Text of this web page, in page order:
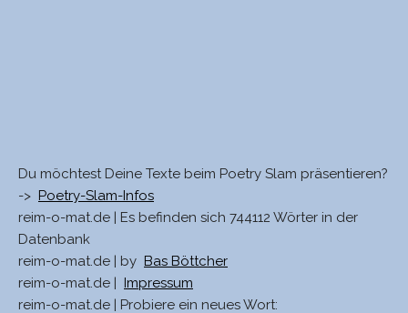
Du möchtest Deine Texte beim Poetry Slam präsentieren?
-> Poetry-Slam-Infos
reim-o-mat.de | Es befinden sich 744112 Wörter in der
Datenbank
reim-o-mat.de | by Bas Böttcher
reim-o-mat.de |
Impressum
reim-o-mat.de | Probiere ein neues Wort: